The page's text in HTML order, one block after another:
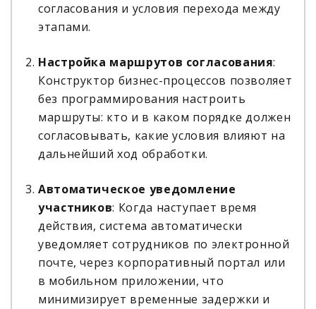
согласования и условия перехода между
этапами.
Настройка маршрутов согласования:
Конструктор бизнес-процессов позволяет
без программирования настроить
маршруты: кто и в каком порядке должен
согласовывать, какие условия влияют на
дальнейший ход обработки.
Автоматическое уведомление
участников: Когда наступает время
действия, система автоматически
уведомляет сотрудников по электронной
почте, через корпоративный портал или
в мобильном приложении, что
минимизирует временные задержки и